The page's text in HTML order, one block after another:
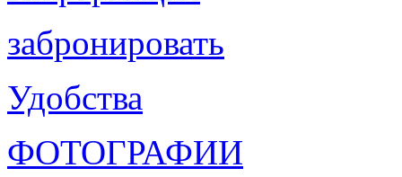
забронировать
Удобства
ФОТОГРАФИИ